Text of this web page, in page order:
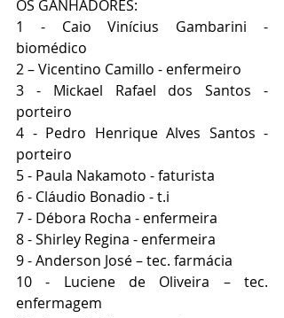
OS GANHADORES:
1 - Caio Vinícius Gambarini -
biomédico
2 – Vicentino Camillo - enfermeiro
3 - Mickael Rafael dos Santos -
porteiro
4 - Pedro Henrique Alves Santos -
porteiro
5 - Paula Nakamoto - faturista
6 - Cláudio Bonadio - t.i
7 - Débora Rocha - enfermeira
8 - Shirley Regina - enfermeira
9 - Anderson José – tec. farmácia
10 - Luciene de Oliveira – tec.
enfermagem